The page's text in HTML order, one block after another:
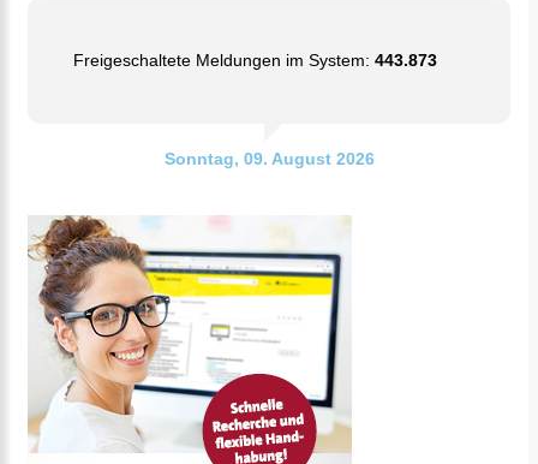
Freigeschaltete Meldungen im System: 443.873
Sonntag, 09. August 2026